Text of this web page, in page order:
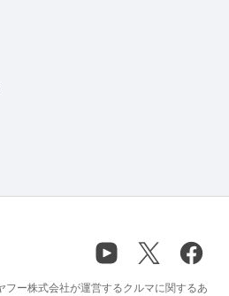
ー株式会社が運営するクルマに関するあ